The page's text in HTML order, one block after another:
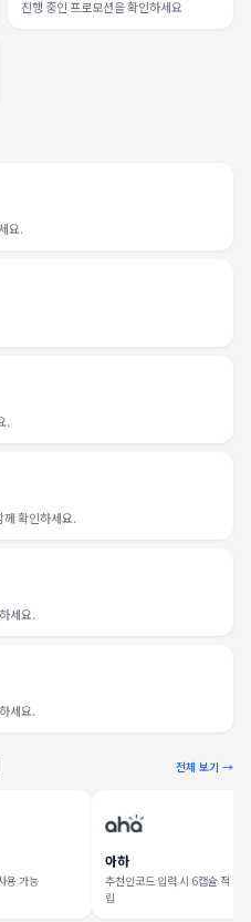
진행 중인 프로모션을 확인하세요
요.
.
확인하세요.
세요.
세요.
전체 보기 →
용 가능
아하
추천인코드 입력 시 6캡슐 적
립